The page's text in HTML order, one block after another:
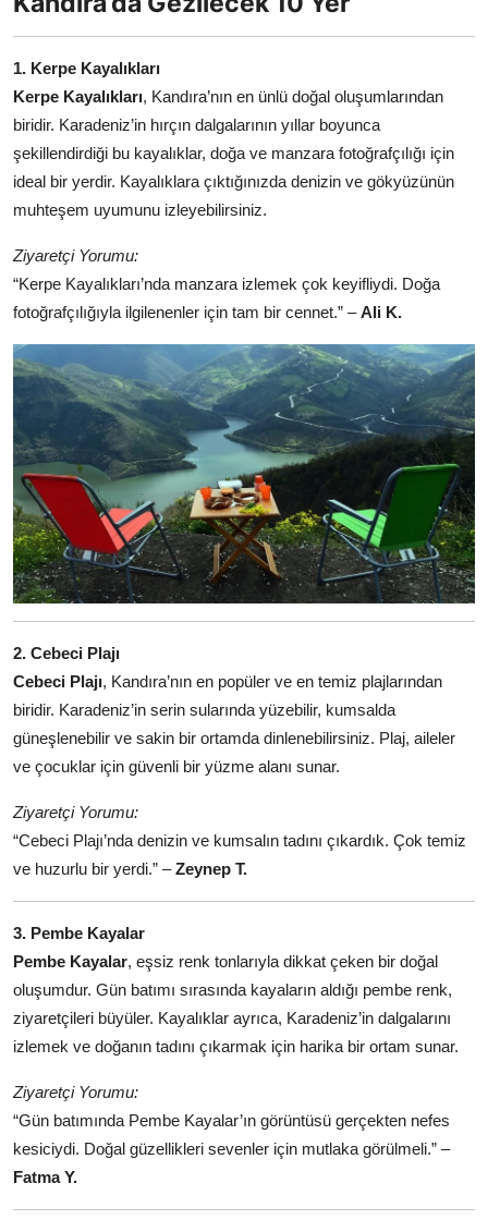
1. Kerpe Kayalıkları
Kerpe Kayalıkları, Kandıra’nın en ünlü doğal oluşumlarından
biridir. Karadeniz’in hırçın dalgalarının yıllar boyunca
şekillendirdiği bu kayalıklar, doğa ve manzara fotoğrafçılığı için
ideal bir yerdir. Kayalıklara çıktığınızda denizin ve gökyüzünün
muhteşem uyumunu izleyebilirsiniz.
Ziyaretçi Yorumu:
“Kerpe Kayalıkları’nda manzara izlemek çok keyifliydi. Doğa
fotoğrafçılığıyla ilgilenenler için tam bir cennet.” –Ali K.
2. Cebeci Plajı
Cebeci Plajı, Kandıra’nın en popüler ve en temiz plajlarından
biridir. Karadeniz’in serin sularında yüzebilir, kumsalda
güneşlenebilir ve sakin bir ortamda dinlenebilirsiniz. Plaj, aileler
ve çocuklar için güvenli bir yüzme alanı sunar.
Ziyaretçi Yorumu:
“Cebeci Plajı’nda denizin ve kumsalın tadını çıkardık. Çok temiz
ve huzurlu bir yerdi.” –Zeynep T.
3. Pembe Kayalar
Pembe Kayalar, eşsiz renk tonlarıyla dikkat çeken bir doğal
oluşumdur. Gün batımı sırasında kayaların aldığı pembe renk,
ziyaretçileri büyüler. Kayalıklar ayrıca, Karadeniz’in dalgalarını
izlemek ve doğanın tadını çıkarmak için harika bir ortam sunar.
Ziyaretçi Yorumu:
“Gün batımında Pembe Kayalar’ın görüntüsü gerçekten nefes
kesiciydi. Doğal güzellikleri sevenler için mutlaka görülmeli.” –
Fatma Y.